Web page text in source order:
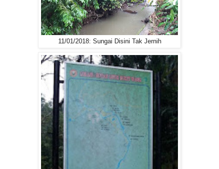
11/01/2018: Sungai Disini Tak Jernih